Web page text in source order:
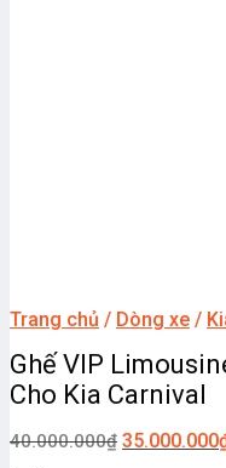
Trang chủ / Dòng xe /
Ghế VIP
Cho Kia Carnival
40.000.000₫ 35.000.000